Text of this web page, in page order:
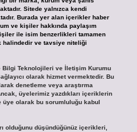
Sitede yalnızca kendi
Burada yer alan içerikler haber
ve kişiler hakkında paylaşım
ile isim benzerlikleri tamamen
halindedir ve tavsiye niteliği
Bilgi Teknolojileri ve İletişim Kurumu
olarak hizmet vermektedir. Bu
denetleme veya araştırma
üyelerimiz yazdıkları içeriklerin
olarak bu sorumluluğu kabul
olduğunu düşündüğünüz içerikleri,